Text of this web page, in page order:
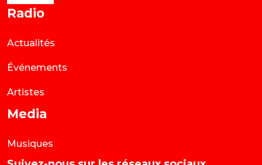
Radio
Actualités
Événements
Artistes
Media
Musiques